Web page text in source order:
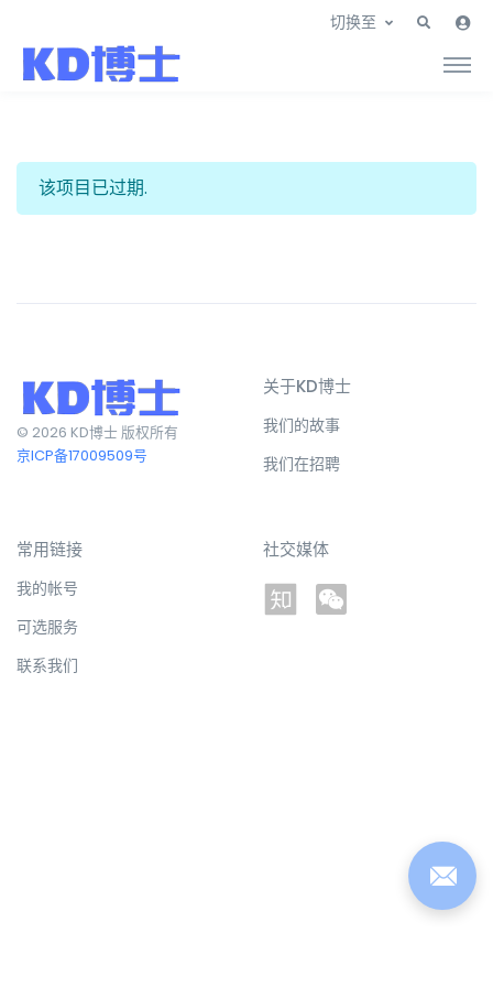
切换至
该项目已过期.
© 2026 KD博士 版权所有
京ICP备17009509号
关于KD博士
我们的故事
我们在招聘
常用链接
我的帐号
可选服务
联系我们
社交媒体